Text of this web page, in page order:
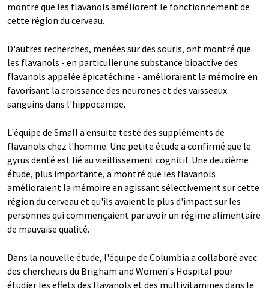
montre que les flavanols améliorent le fonctionnement de
cette région du cerveau.
D'autres recherches, menées sur des souris, ont montré que
les flavanols - en particulier une substance bioactive des
flavanols appelée épicatéchine - amélioraient la mémoire en
favorisant la croissance des neurones et des vaisseaux
sanguins dans l'hippocampe.
L'équipe de Small a ensuite testé des suppléments de
flavanols chez l'homme. Une petite étude a confirmé que le
gyrus denté est lié au vieillissement cognitif. Une deuxième
étude, plus importante, a montré que les flavanols
amélioraient la mémoire en agissant sélectivement sur cette
région du cerveau et qu'ils avaient le plus d'impact sur les
personnes qui commençaient par avoir un régime alimentaire
de mauvaise qualité.
Dans la nouvelle étude, l'équipe de Columbia a collaboré avec
des chercheurs du Brigham and Women's Hospital pour
étudier les effets des flavanols et des multivitamines dans le